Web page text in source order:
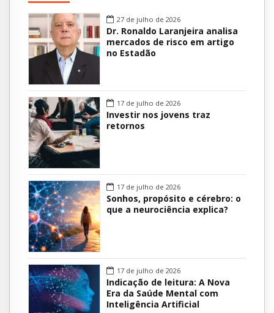
27 de julho de 2026
Dr. Ronaldo Laranjeira analisa
mercados de risco em artigo
no Estadão
17 de julho de 2026
Investir nos jovens traz
retornos
17 de julho de 2026
Sonhos, propósito e cérebro: o
que a neurociência explica?
17 de julho de 2026
Indicação de leitura: A Nova
Era da Saúde Mental com
Inteligência Artificial